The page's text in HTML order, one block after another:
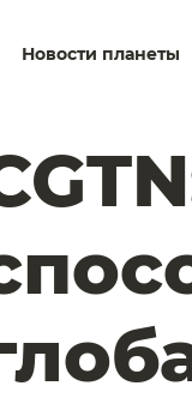
Новости планеты